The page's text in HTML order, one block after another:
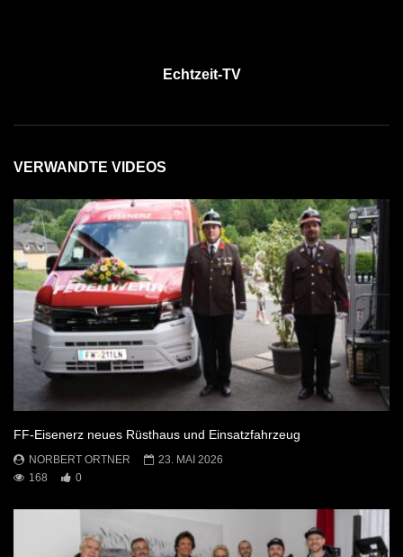
Echtzeit-TV
VERWANDTE VIDEOS
FF-Eisenerz neues Rüsthaus und Einsatzfahrzeug
NORBERT ORTNER
23. MAI 2026
168
0